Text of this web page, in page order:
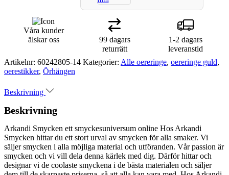
Våra kunder
älskar oss
99 dagars
returrätt
1-2 dagars
leveranstid
Artikelnr: 60242805-14 Kategorier: Alle oereringe, oereringe guld,
oerestikker, Örhängen
Beskrivning
Beskrivning
Arkandi Smycken ett smyckesuniversum online Hos Arkandi
Smycken hittar du ett stort urval av smycken för alla smaker. Vi
säljer smycken i alla möjliga material och utföranden. Vår passion är
smycken och vi vill dela denna kärlek med dig. Därför hittar och
designar vi de coolaste smyckena i de bästa materialen och säljer